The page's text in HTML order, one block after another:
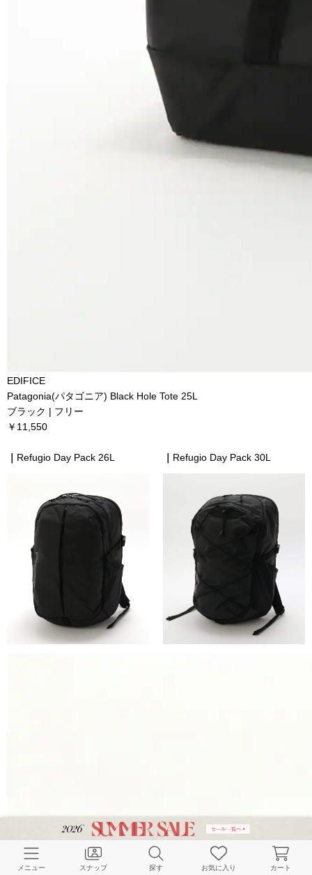
EDIFICE
Patagonia(パタゴニア) Black Hole Tote 25L
ブラック | フリー
￥11,550
｜ Refugio Day Pack 26L ｜ Refugio Day Pack 30L
メニュー スナップ 探す お気に入り カート